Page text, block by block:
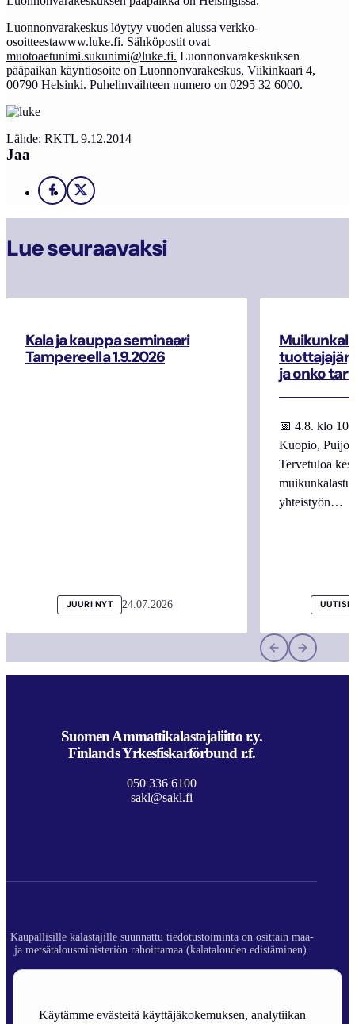
Käytämme evästeitä käyttäjäkokemuksen, analytiikan
Luonnonvarakeskus löytyy vuoden alussa verkko-
osoitteestawww.luke.fi. Sähköpostit ovat
muotoaetunimi.sukunimi@luke.fi. Luonnonvarakeskuksen
pääpaikan käyntiosoite on Luonnonvarakeskus, Viikinkaari 4,
00790 Helsinki. Puhelinvaihteen numero on 0295 32 6000.
Lähde: RKTL 9.12.2014
Jaa
Facebook
X
Lue seuraavaksi
Kala ja kauppa seminaari
Tampereella 1.9.2026
JUURI NYT 24.07.2026
ja onko
📅 4.8. klo
Kuopio,
Tervetuloa
yhteistyön…
Suomen Ammattikalastajaliitto r.y.
Finlands Yrkesfiskarförbund r.f.
050 336 6100
sakl@sakl.fi
Kaupallisille kalastajille suunnattu tiedotustoiminta on osittain maa-
ja metsätalousministeriön rahoittamaa (kalatalouden edistäminen).
Rekisteriseloste